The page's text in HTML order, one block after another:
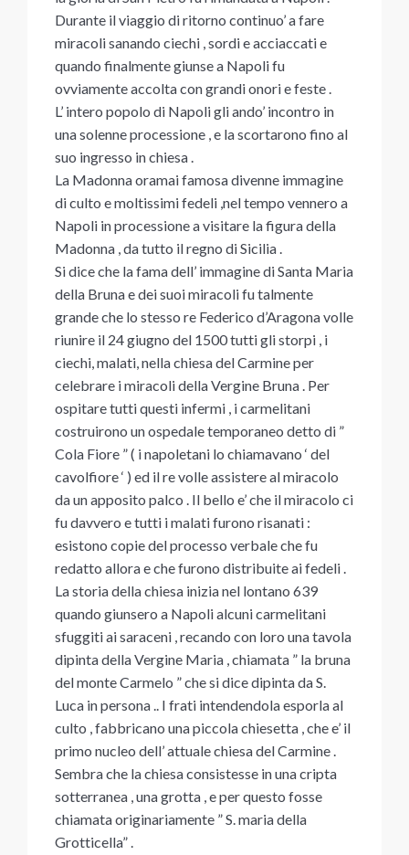
Durante il viaggio di ritorno continuo’ a fare
miracoli sanando ciechi , sordi e acciaccati e
quando finalmente giunse a Napoli fu
ovviamente accolta con grandi onori e feste .
L’ intero popolo di Napoli gli ando’ incontro in
una solenne processione , e la scortarono fino al
suo ingresso in chiesa .
La Madonna oramai famosa divenne immagine
di culto e moltissimi fedeli ,nel tempo vennero a
Napoli in processione a visitare la figura della
Madonna , da tutto il regno di Sicilia .
Si dice che la fama dell’ immagine di Santa Maria
della Bruna e dei suoi miracoli fu talmente
grande che lo stesso re Federico d’Aragona volle
riunire il 24 giugno del 1500 tutti gli storpi , i
ciechi, malati, nella chiesa del Carmine per
celebrare i miracoli della Vergine Bruna . Per
ospitare tutti questi infermi , i carmelitani
costruirono un ospedale temporaneo detto di ”
Cola Fiore ” ( i napoletani lo chiamavano ‘ del
cavolfiore ‘ ) ed il re volle assistere al miracolo
da un apposito palco . Il bello e’ che il miracolo ci
fu davvero e tutti i malati furono risanati :
esistono copie del processo verbale che fu
redatto allora e che furono distribuite ai fedeli .
La storia della chiesa inizia nel lontano 639
quando giunsero a Napoli alcuni carmelitani
sfuggiti ai saraceni , recando con loro una tavola
dipinta della Vergine Maria , chiamata ” la bruna
del monte Carmelo ” che si dice dipinta da S.
Luca in persona .. I frati intendendola esporla al
culto , fabbricano una piccola chiesetta , che e’ il
primo nucleo dell’ attuale chiesa del Carmine .
Sembra che la chiesa consistesse in una cripta
sotterranea , una grotta , e per questo fosse
chiamata originariamente ” S. maria della
Grotticella” .